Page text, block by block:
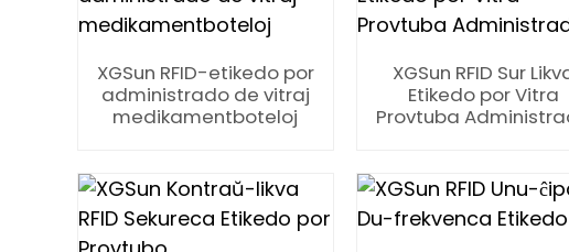
XGSun RFID-etikedo por
administrado de vitraj
medikamentboteloj
XGSun RFID Sur
Etikedo por Vitra
Provtuba